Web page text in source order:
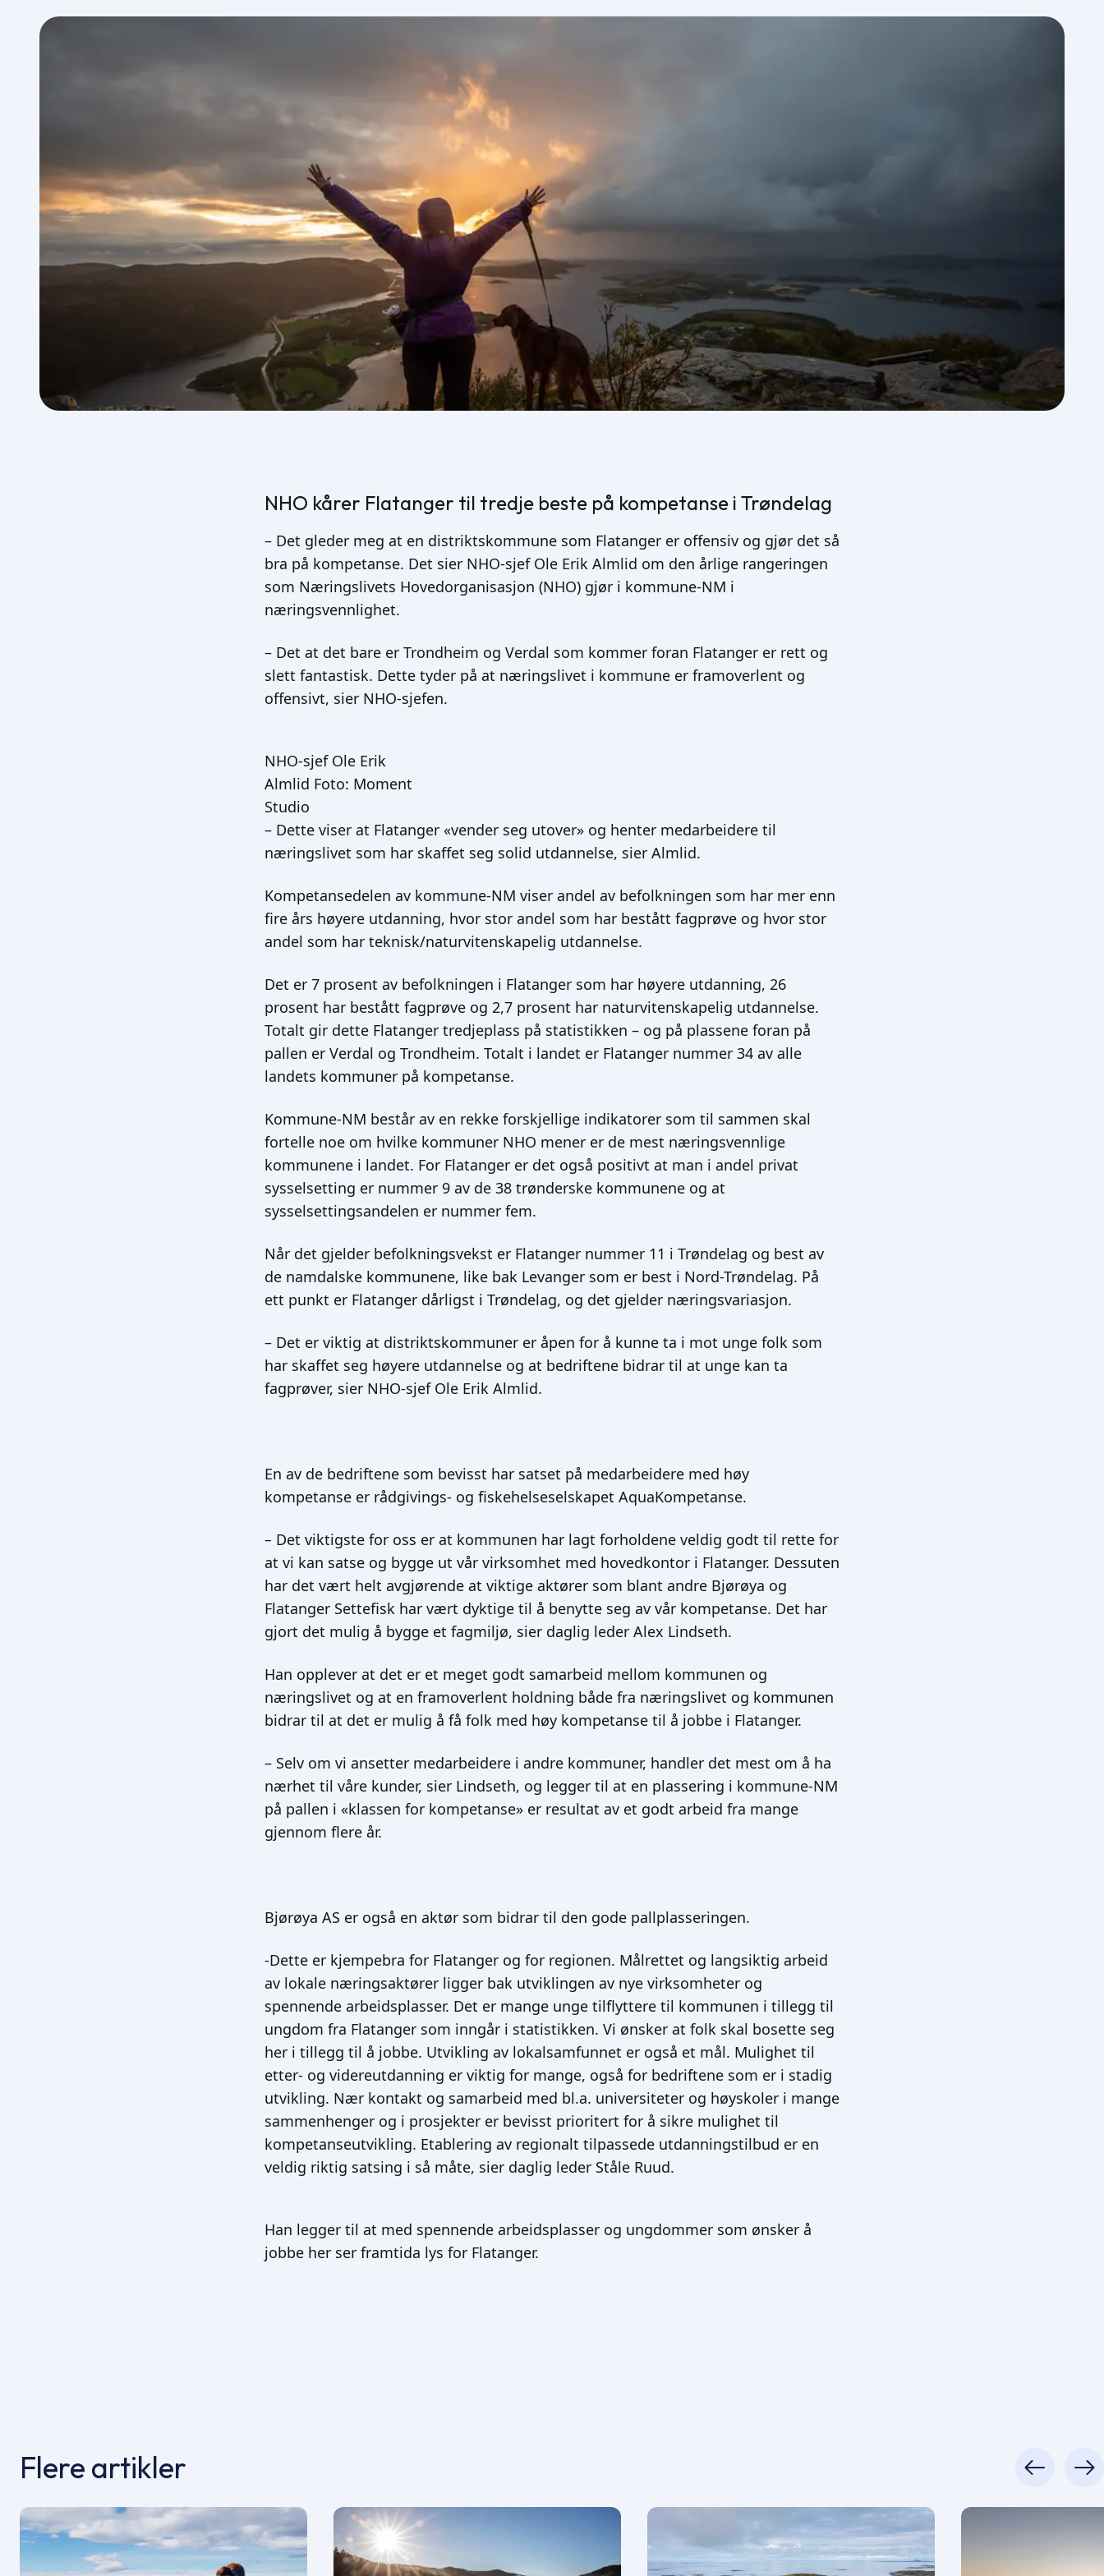
NHO kårer Flatanger til tredje beste på kompetanse i Trøndelag
– Det gleder meg at en distriktskommune som Flatanger er offensiv og gjør det så
bra på kompetanse. Det sier NHO-sjef Ole Erik Almlid om den årlige rangeringen
som Næringslivets Hovedorganisasjon (NHO) gjør i kommune-NM i
næringsvennlighet.
– Det at det bare er Trondheim og Verdal som kommer foran Flatanger er rett og
slett fantastisk. Dette tyder på at næringslivet i kommune er framoverlent og
offensivt, sier NHO-sjefen.
NHO-sjef Ole Erik
Almlid Foto: Moment
Studio
– Dette viser at Flatanger «vender seg utover» og henter medarbeidere til
næringslivet som har skaffet seg solid utdannelse, sier Almlid.
Kompetansedelen av kommune-NM viser andel av befolkningen som har mer enn
fire års høyere utdanning, hvor stor andel som har bestått fagprøve og hvor stor
andel som har teknisk/naturvitenskapelig utdannelse.
Det er 7 prosent av befolkningen i Flatanger som har høyere utdanning, 26
prosent har bestått fagprøve og 2,7 prosent har naturvitenskapelig utdannelse.
Totalt gir dette Flatanger tredjeplass på statistikken – og på plassene foran på
pallen er Verdal og Trondheim. Totalt i landet er Flatanger nummer 34 av alle
landets kommuner på kompetanse.
Kommune-NM består av en rekke forskjellige indikatorer som til sammen skal
fortelle noe om hvilke kommuner NHO mener er de mest næringsvennlige
kommunene i landet. For Flatanger er det også positivt at man i andel privat
sysselsetting er nummer 9 av de 38 trønderske kommunene og at
sysselsettingsandelen er nummer fem.
Når det gjelder befolkningsvekst er Flatanger nummer 11 i Trøndelag og best av
de namdalske kommunene, like bak Levanger som er best i Nord-Trøndelag. På
ett punkt er Flatanger dårligst i Trøndelag, og det gjelder næringsvariasjon.
– Det er viktig at distriktskommuner er åpen for å kunne ta i mot unge folk som
har skaffet seg høyere utdannelse og at bedriftene bidrar til at unge kan ta
fagprøver, sier NHO-sjef Ole Erik Almlid.
En av de bedriftene som bevisst har satset på medarbeidere med høy
kompetanse er rådgivings- og fiskehelseselskapet AquaKompetanse.
– Det viktigste for oss er at kommunen har lagt forholdene veldig godt til rette for
at vi kan satse og bygge ut vår virksomhet med hovedkontor i Flatanger. Dessuten
har det vært helt avgjørende at viktige aktører som blant andre Bjørøya og
Flatanger Settefisk har vært dyktige til å benytte seg av vår kompetanse. Det har
gjort det mulig å bygge et fagmiljø, sier daglig leder Alex Lindseth.
Han opplever at det er et meget godt samarbeid mellom kommunen og
næringslivet og at en framoverlent holdning både fra næringslivet og kommunen
bidrar til at det er mulig å få folk med høy kompetanse til å jobbe i Flatanger.
– Selv om vi ansetter medarbeidere i andre kommuner, handler det mest om å ha
nærhet til våre kunder, sier Lindseth, og legger til at en plassering i kommune-NM
på pallen i «klassen for kompetanse» er resultat av et godt arbeid fra mange
gjennom flere år.
Bjørøya AS er også en aktør som bidrar til den gode pallplasseringen.
-Dette er kjempebra for Flatanger og for regionen. Målrettet og langsiktig arbeid
av lokale næringsaktører ligger bak utviklingen av nye virksomheter og
spennende arbeidsplasser. Det er mange unge tilflyttere til kommunen i tillegg til
ungdom fra Flatanger som inngår i statistikken. Vi ønsker at folk skal bosette seg
her i tillegg til å jobbe. Utvikling av lokalsamfunnet er også et mål. Mulighet til
etter- og videreutdanning er viktig for mange, også for bedriftene som er i stadig
utvikling. Nær kontakt og samarbeid med bl.a. universiteter og høyskoler i mange
sammenhenger og i prosjekter er bevisst prioritert for å sikre mulighet til
kompetanseutvikling. Etablering av regionalt tilpassede utdanningstilbud er en
veldig riktig satsing i så måte, sier daglig leder Ståle Ruud.
Han legger til at med spennende arbeidsplasser og ungdommer som ønsker å
jobbe her ser framtida lys for Flatanger.
Flere artikler